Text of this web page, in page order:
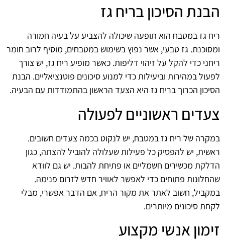
הבנת הסיכון בריח גז
ריח גז במטבח הוא תופעה שיכולה להצביע על בעיה חמורה
ומסוכנת. גז טבעי, אשר נפוץ בשימוש במטבחים, מוסיף לרוב חומר
ריחני כדי להקל על זיהוי דליפות. כאשר מופיע ריח גז, יש צורך
לפעול במהירות וביעילות כדי למנוע סיכונים פוטנציאליים. הבנת
הסיכון הכרוך בריח גז היא הצעד הראשון בהתמודדות עם הבעיה.
צעדים ראשוניים לפעולה
במקרה של ריח גז במטבח, יש לנקוט בכמה צעדים חשובים.
ראשית, יש להפסיק כל פעילות שעלולה להוביל להצתה, כגון
הדלקת מכשירים חשמליים או פתיחת להבות. יש גם לוודא
שהחלונות פתוחים כדי לאפשר לאוויר חדש לזרום פנימה.
במקביל, חשוב לאתר את מקור הריח, אם הדבר אפשרי, מבלי
לקחת סיכונים מיותרים.
זימון אנשי מקצוע